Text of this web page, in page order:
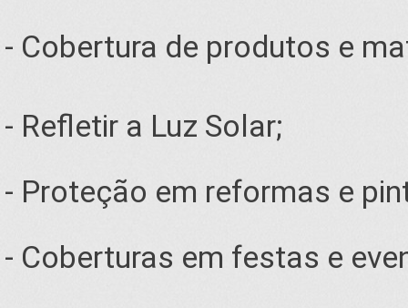
- Cobertura de produtos e
- Refletir a Luz Solar;
- Proteção em reformas e
- Coberturas em festas e